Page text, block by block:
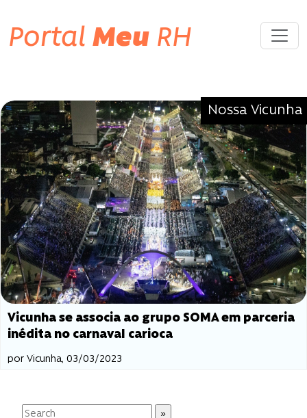
Portal Meu RH
Nossa Vicunha
Vicunha se associa ao grupo SOMA em parceria
inédita no carnaval carioca
por Vicunha, 03/03/2023